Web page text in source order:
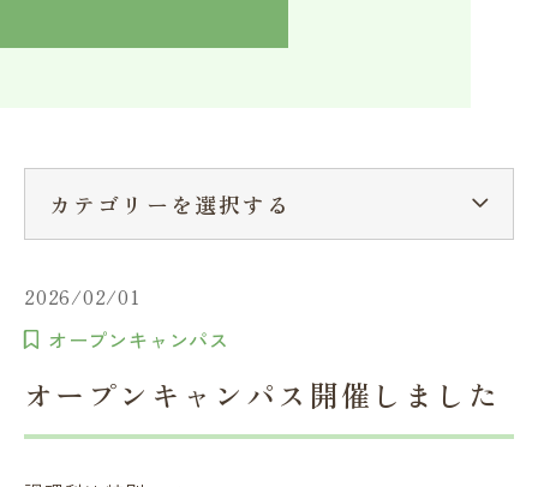
卒業生の方へ在学生へ一般の方へ（教室・講習会）
2026/02/01
オープンキャンパス
オープンキャンパス開催しました
カテゴリーを選択する